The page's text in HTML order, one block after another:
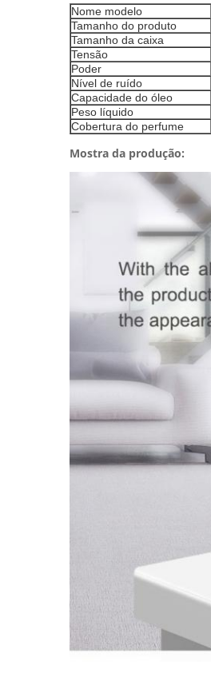
Nome modelo
Tamanho do produto
Tamanho da caixa
Tensão
Poder
Nível de ruído
Capacidade do óleo
Peso líquido
Cobertura do perfume
Mostra da produção: